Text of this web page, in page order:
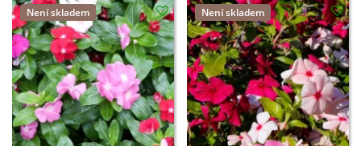
Není skladem Není skladem